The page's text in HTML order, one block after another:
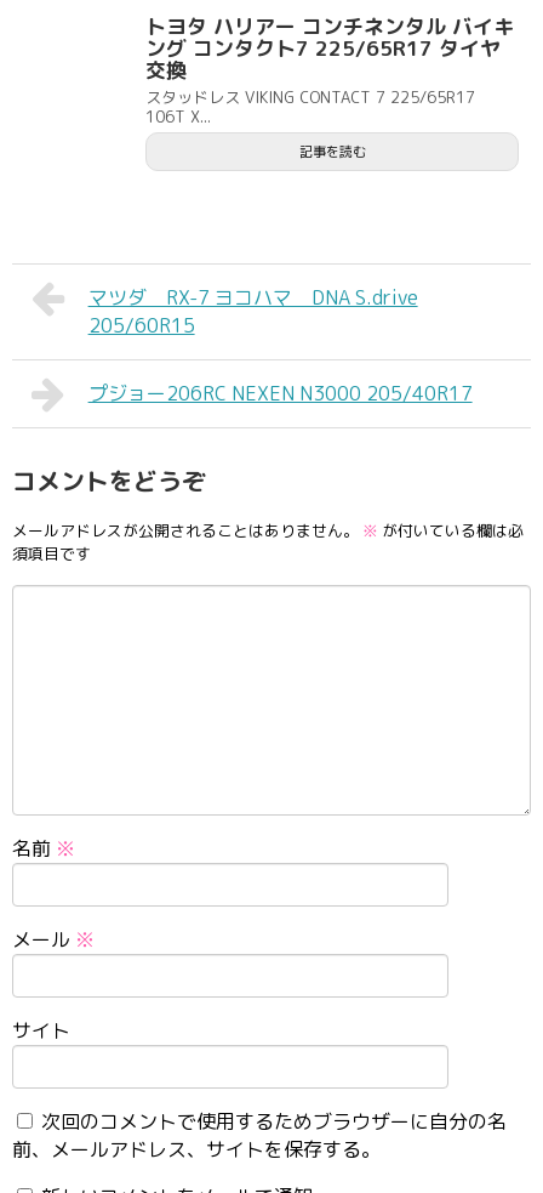
トヨタ ハリアー コンチネンタル バイキ
ング コンタクト7 225/65R17 タイヤ
交換
スタッドレス VIKING CONTACT 7 225/65R17
106T X...
記事を読む
マツダ RX-7 ヨコハマ DNA S.drive
205/60R15
プジョー206RC NEXEN N3000 205/40R17
コメントをどうぞ
メールアドレスが公開されることはありません。 ※ が付いている欄は必
須項目です
名前 ※
メール ※
サイト
次回のコメントで使用するためブラウザーに自分の名
前、メールアドレス、サイトを保存する。